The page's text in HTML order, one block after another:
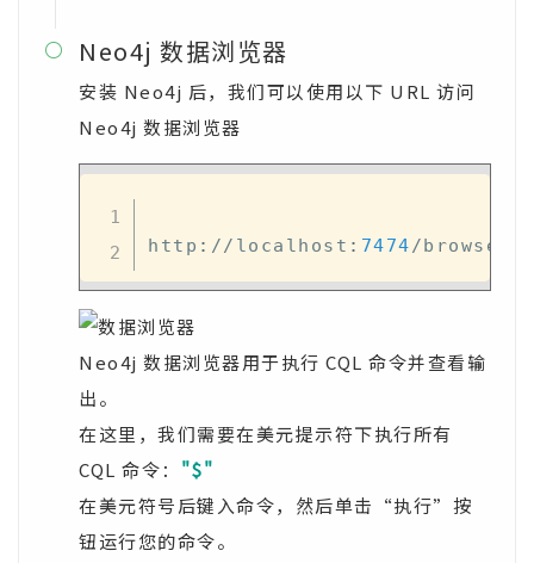
 Neo4j 数据浏览器
安装 Neo4j 后，我们可以使用以下 URL 访问
Neo4j 数据浏览器
http : // localhost : 7474 /browser
Neo4j 数据浏览器用于执行 CQL 命令并查看输
出。
在这里，我们需要在美元提示符下执行所有
CQL 命令： "$"
在美元符号后键入命令，然后单击“执行”按
钮运行您的命令。